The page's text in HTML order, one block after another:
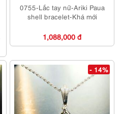
0755-Lắc tay nữ-Ariki Paua
shell bracelet-Khá mới
1,088,000 đ
- 14%